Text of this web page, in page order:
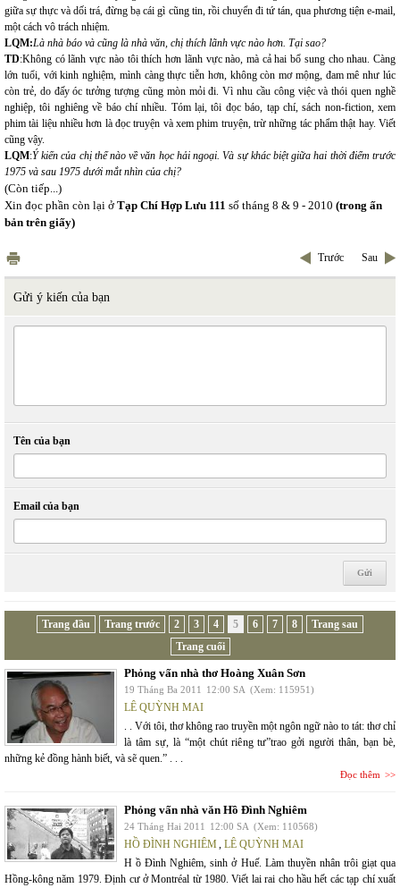
giữa sự thực và dối trá, đừng bạ cái gì cũng tin, rồi chuyển đi tứ tán, qua phương tiện e-mail,
một cách vô trách nhiệm.
LQM:Là nhà báo và cũng là nhà văn, chị thích lãnh vực nào hơn. Tại sao?
TD:Không có lãnh vực nào tôi thích hơn lãnh vực nào, mà cả hai bổ sung cho nhau. Càng
lớn tuổi, với kinh nghiệm, mình càng thực tiễn hơn, không còn mơ mộng, đam mê như lúc
còn trẻ, do đấy óc tưởng tượng cũng mòn mỏi đi. Vì nhu cầu công việc và thói quen nghề
nghiệp, tôi nghiêng về báo chí nhiều. Tóm lại, tôi đọc báo, tạp chí, sách non-fiction, xem
phim tài liệu nhiều hơn là đọc truyện và xem phim truyện, trừ những tác phẩm thật hay. Viết
cũng vậy.
LQM:Ý kiến của chị thế nào về văn học hải ngoại. Và sự khác biệt giữa hai thời điểm trước
1975 và sau 1975 dưới mắt nhìn của chị?
(Còn tiếp...)
Xin đọc phần còn lại ở Tạp Chí Hợp Lưu 111 số tháng 8 & 9 - 2010 (trong ấn
bản trên giấy)
Trước Sau
Gửi ý kiến của bạn
Tên của bạn
Email của bạn
Trang đầu Trang trước 2 3 4 5 6 7 8
Trang sau
Trang cuối
Phỏng vấn nhà thơ Hoàng Xuân Sơn
19 Tháng Ba 2011 12:00 SA (Xem: 115951)
LÊ QUỲNH MAI
. . Với tôi, thơ không rao truyền một ngôn ngữ nào to tát: thơ chỉ
là tâm sự, là “một chút riêng tư”trao gởi người thân, bạn bè,
những kẻ đồng hành biết, và sẽ quen.” . . .
Đọc thêm
Phỏng vấn nhà văn Hồ Đình Nghiêm
24 Tháng Hai 2011 12:00 SA (Xem: 110568)
HỒ ĐÌNH NGHIÊM, LÊ QUỲNH MAI
H ồ Đình Nghiêm, sinh ở Huế. Làm thuyền nhân trôi giạt qua
Hồng-kông năm 1979. Định cư ở Montréal từ 1980. Viết lai rai cho hầu hết các tạp chí xuất